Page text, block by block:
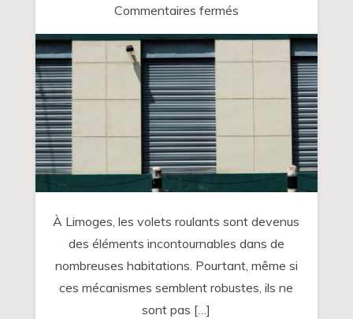
Commentaires ferméssur
Réparation
dépannage
de
roulants
Limoges
quand
faire
appel
à
À Limoges, les volets roulants sont devenus
des éléments incontournables dans de
nombreuses habitations. Pourtant, même si
ces mécanismes semblent robustes, ils ne
sont pas […]